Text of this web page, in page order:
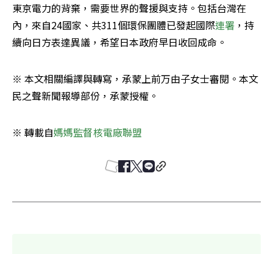
東京電力的背棄，需要世界的聲援與支持。包括台灣在
內，來自24國家、共311個環保團體已發起國際連署 ，持
續向日方表達異議，希望日本政府早日收回成命。
※ 本文相關編譯與轉寫，承蒙上前万由子女士審閱。本文
民之聲新聞報導部份，承蒙授權。
※ 轉載自媽媽監督核電廠聯盟